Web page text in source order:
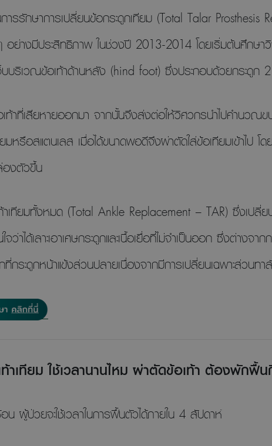
ารรักษาการเปลี่ยนข้อกระดูกเทียม (Total Talar Prosthesis
ย่างมีประสิทธิภาพ ในช่วงปี 2013-2014 โดยเริ่มต้นศึกษ
บบริเวณข้อเท้าด้านหลัง (hind foot) ซึ่งประกอบด้วยกระดูก
เท้าที่เสียหายออกมา จากนั้นจึงส่งต่อให้วิศวกรนำไปคำนวณ
ยมหรือสแตนเลส เมื่อได้ขนาดพอดีจึงผ่าตัดใส่ข้อเทียมเข้าไ
องตัวขึ้น
เทียมทั้งหมด (Total Ankle Replacement – TAR) ซึ่งเปลี่ย
ว่าได้เลาะเอาเศษกระดูกและเนื้อเยื่อที่ไม่จำเป็นออก ซึ่งต่าง
ที่กระดูกหน้าแข้งส่วนปลายเนื่องจากมีการเปลี่ยนเฉพาะส่วนท
าเทียม ใช้เวลานานไหม ผ่าตัดข้อเท้า ต้องพักฟื้
ผู้ป่วยจะใช้เวลาในการฟื้นตัวได้ภายใน 4 สัปดาห์